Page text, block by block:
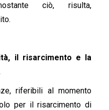
ciò, risulta,
il risarcimento e la
riferibili al momento
per il risarcimento di